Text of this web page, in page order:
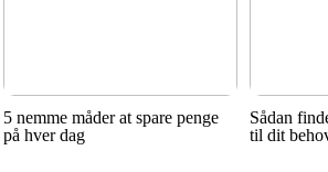
5 nemme måder at spare penge
på hver dag
Sådan
til dit